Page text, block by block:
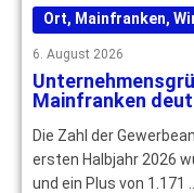
Ort, Mainfranken,
6. August 2026
Mainfranken
Die Zahl der
ersten Halbjahr 2026
und ein Plus von 1.171